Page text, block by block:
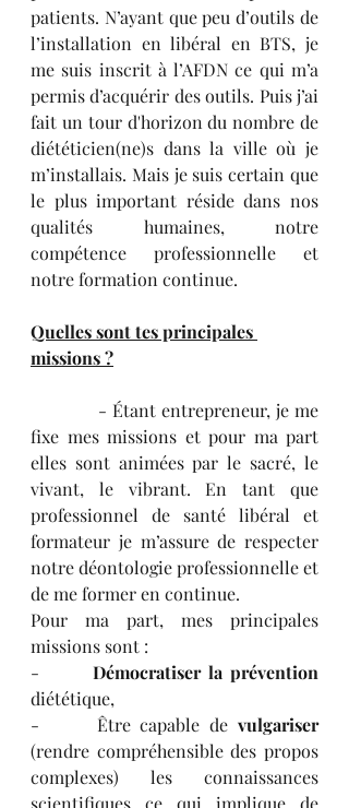
patients. N’ayant que peu d’outils de
l’installation en libéral en BTS, je
me suis inscrit à l’AFDN ce qui m’a
permis d’acquérir des outils. Puis j’ai
fait un tour d'horizon du nombre de
diététicien(ne)s dans la ville où je
m’installais. Mais je suis certain que
le plus important réside dans nos
qualités humaines, notre
compétence professionnelle et
notre formation continue.
Quelles sont tes principales
missions ?
fixe mes missions et pour ma part
elles sont animées par le sacré, le
vivant, le vibrant. En tant que
professionnel de santé libéral et
formateur je m’assure de respecter
notre déontologie professionnelle et
de me former en continue.
Pour ma part, mes principales
missions sont :
-
Démocratiser la prévention
diététique,
-      Être capable de vulgariser
(rendre compréhensible des propos
complexes) les connaissances
scientifiques ce qui implique de